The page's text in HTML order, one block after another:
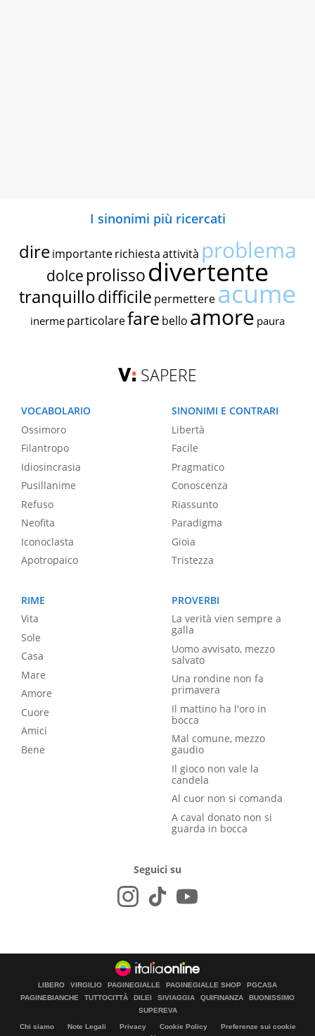
I sinonimi più ricercati
dire importante richiestaattività problema
dolce prolissodivertente
tranquillodifficile permettereacume
inerme particolarefare bello amore paura
SAPERE
VOCABOLARIO
Ossimoro
Filantropo
Idiosincrasia
Pusillanime
Refuso
Neofita
Iconoclasta
Apotropaico
SINONIMI E CONTRARI
Libertà
Facile
Pragmatico
Conoscenza
Riassunto
Paradigma
Gioia
Tristezza
RIME
Vita
Sole
Casa
Mare
Amore
Cuore
Amici
Bene
PROVERBI
La verità vien sempre a
galla
Uomo avvisato, mezzo
salvato
Una rondine non fa
primavera
Il mattino ha l'oro in
bocca
Mal comune, mezzo
gaudio
Il gioco non vale la
candela
Al cuor non si comanda
A caval donato non si
guarda in bocca
Seguici su
LIBERO VIRGILIO PAGINEGIALLE PAGINEGIALLE SHOP
PGCASA
PAGINEBIANCHE
TUTTOCITTÀ DILEI SIVIAGGIA QUIFINANZA
BUONISSIMO
SUPEREVA
Chi siamo Note Legali Privacy Cookie Policy
Preferenze sui cookie